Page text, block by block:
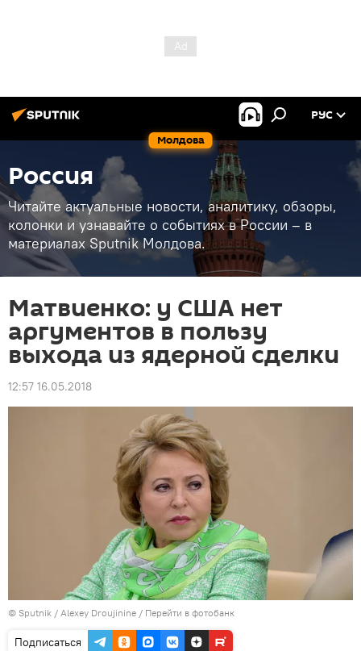
Молдова
РУС
Россия
Читайте актуальные новости, аналитику, обзоры,
колонки и узнавайте о событиях в России – в
материалах Sputnik Молдова.
Матвиенко: у США нет
аргументов в пользу
выхода из ядерной сделки
12:57 16.05.2018
© Sputnik / Alexey Droujinine / Перейти в фотобанк
Подписаться